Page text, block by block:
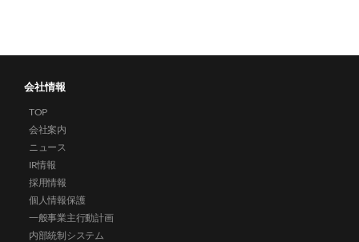
会社情報
TOP
会社案内
ニュース
IR情報
採用情報
個人情報保護
一般事業主行動計画
内部統制システム